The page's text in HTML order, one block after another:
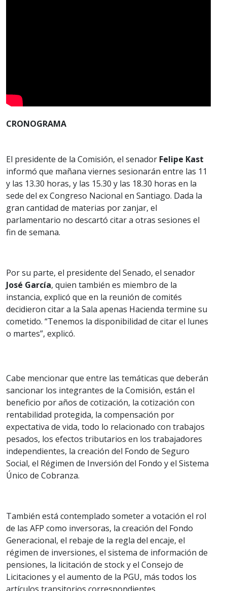
CRONOGRAMA
El presidente de la Comisión, el senador Felipe Kast
informó que mañana viernes sesionarán entre las 11
y las 13.30 horas, y las 15.30 y las 18.30 horas en la
sede del ex Congreso Nacional en Santiago. Dada la
gran cantidad de materias por zanjar, el
parlamentario no descartó citar a otras sesiones el
fin de semana.
Por su parte, el presidente del Senado, el senador
José García, quien también es miembro de la
instancia, explicó que en la reunión de comités
decidieron citar a la Sala apenas Hacienda termine su
cometido. “Tenemos la disponibilidad de citar el lunes
o martes”, explicó.
Cabe mencionar que entre las temáticas que deberán
sancionar los integrantes de la Comisión, están el
beneficio por años de cotización, la cotización con
rentabilidad protegida, la compensación por
expectativa de vida, todo lo relacionado con trabajos
pesados, los efectos tributarios en los trabajadores
independientes, la creación del Fondo de Seguro
Social, el Régimen de Inversión del Fondo y el Sistema
Único de Cobranza.
También está contemplado someter a votación el rol
de las AFP como inversoras, la creación del Fondo
Generacional, el rebaje de la regla del encaje, el
régimen de inversiones, el sistema de información de
pensiones, la licitación de stock y el Consejo de
Licitaciones y el aumento de la PGU, más todos los